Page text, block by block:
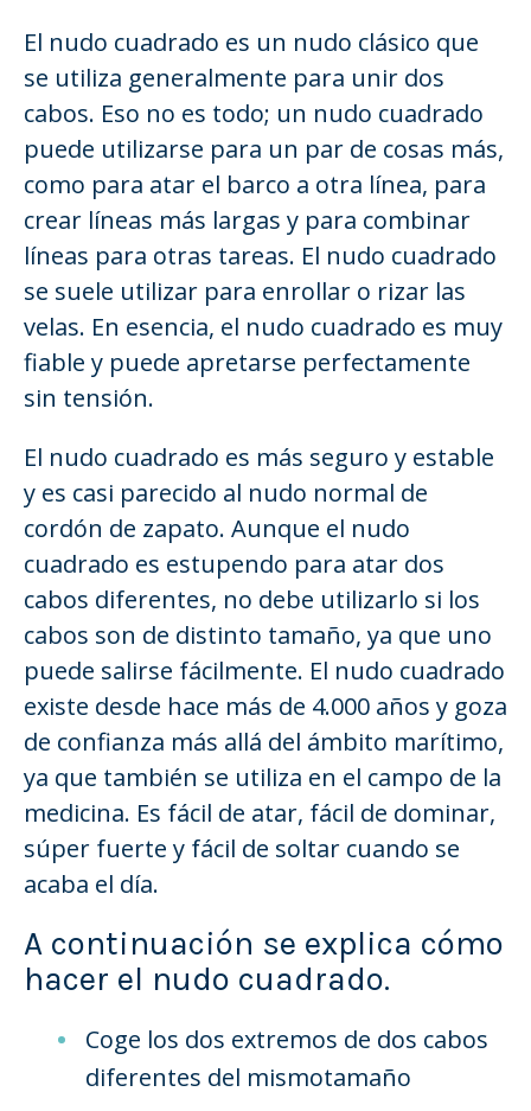
El nudo cuadrado es un nudo clásico que
se utiliza generalmente para unir dos
cabos. Eso no es todo; un nudo cuadrado
puede utilizarse para un par de cosas más,
como para atar el barco a otra línea, para
crear líneas más largas y para combinar
líneas para otras tareas. El nudo cuadrado
se suele utilizar para enrollar o rizar las
velas. En esencia, el nudo cuadrado es muy
fiable y puede apretarse perfectamente
sin tensión.
El nudo cuadrado es más seguro y estable
y es casi parecido al nudo normal de
cordón de zapato. Aunque el nudo
cuadrado es estupendo para atar dos
cabos diferentes, no debe utilizarlo si los
cabos son de distinto tamaño, ya que uno
puede salirse fácilmente. El nudo cuadrado
existe desde hace más de 4.000 años y goza
de confianza más allá del ámbito marítimo,
ya que también se utiliza en el campo de la
medicina. Es fácil de atar, fácil de dominar,
súper fuerte y fácil de soltar cuando se
acaba el día.
A continuación se explica cómo
hacer el nudo cuadrado.
Coge los dos extremos de dos cabos
diferentes del mismotamaño